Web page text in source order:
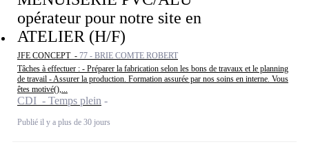
opérateur pour notre site en
ATELIER (H/F)
JFE CONCEPT - 77 - BRIE COMTE ROBERT
Tâches à effectuer : - Préparer la fabrication selon les bons de travaux et le planning
de travail - Assurer la production. Formation assurée par nos soins en interne. Vous
êtes motivé(),...
CDI - Temps plein
Publié il y a plus de 30 jours